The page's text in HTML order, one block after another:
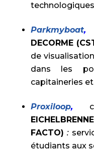
Parkmyboat,
DECORME
de
dans les
capitaineries
Proxiloop,
FACTO) :
étudiants aux